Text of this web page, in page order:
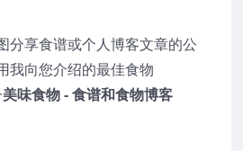
分享食谱或个人博客文章的公
我向您介绍的最佳食物
美味食物 - 食谱和食物博客